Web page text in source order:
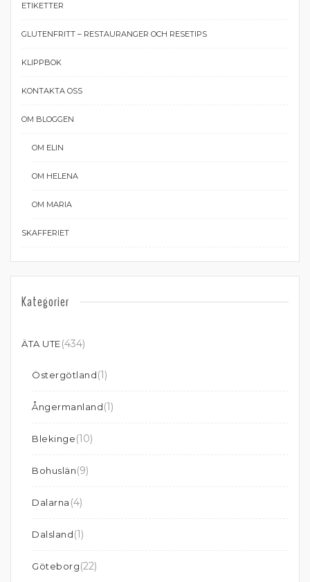
ETIKETTER
GLUTENFRITT – RESTAURANGER OCH RESETIPS
KLIPPBOK
KONTAKTA OSS
OM BLOGGEN
OM ELIN
OM HELENA
OM MARIA
SKAFFERIET
Kategorier
ÄTA UTE(434)
Östergötland(1)
Ångermanland(1)
Blekinge(10)
Bohuslän(9)
Dalarna (4)
Dalsland(1)
Göteborg(22)